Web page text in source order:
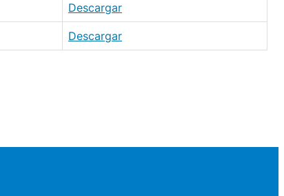
Descargar
Descargar